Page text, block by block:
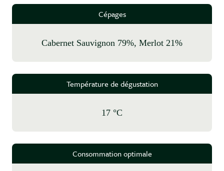
Cépages
Cabernet Sauvignon 79%, Merlot 21%
Température de dégustation
17 °C
Consommation optimale